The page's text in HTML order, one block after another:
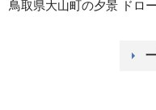
鳥取県大山町の夕景 ドロ